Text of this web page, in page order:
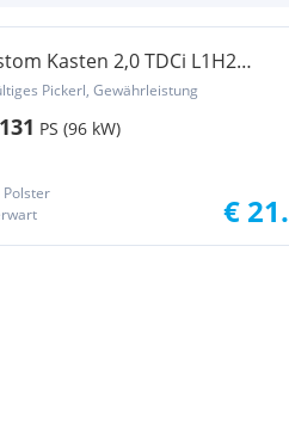
Kasten 2,0 TDCi L1H2
Kastenwagen
Pickerl, Gewährleistung
131 PS (96 kW)
€